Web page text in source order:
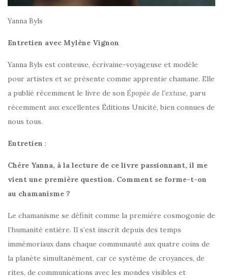
Yanna Byls
Entretien avec Mylène Vignon
Yanna Byls est conteuse, écrivaine-voyageuse et modèle
pour artistes et se présente comme apprentie chamane. Elle
a publié récemment le livre de son Épopée de l’extase, paru
récemment aux excellentes Éditions Unicité, bien connues de
nous tous.
Entretien :
Chère Yanna, à la lecture de ce livre passionnant, il me
vient une première question. Comment se forme-t-on
au chamanisme ?
Le chamanisme se définit comme la première cosmogonie de
l’humanité entière. Il s’est inscrit depuis des temps
immémoriaux dans chaque communauté aux quatre coins de
la planète simultanément, car ce système de croyances, de
rites, de communications avec les mondes visibles et